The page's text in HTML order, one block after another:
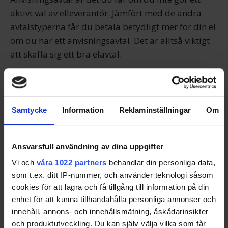
Samtycke Information Reklaminställningar Om
Ansvarsfull användning av dina uppgifter
Vi och våra 1022 partners behandlar din personliga data,
som t.ex. ditt IP-nummer, och använder teknologi såsom
cookies för att lagra och få tillgång till information på din
enhet för att kunna tillhandahålla personliga annonser och
innehåll, annons- och innehållsmätning, åskådarinsikter
och produktutveckling. Du kan själv välja vilka som får
aktivt val av elleverantör. Jämfört med de andra
avtalstyperna får du betala betydligt mer för din el
om du har ett anvisningsavtal. Det är alltså viktigt
att skaffa sig ett bra elavtal.
Du kan inte välja nätägare
Förutom det pris du betalar för elen du använder
måste du betala en så kallad nätavgift. Den ska
täcka de kostnader som nätägaren har för
underhåll av elnätet.
Sverige har 170 nätägare som har delat upp
landets ledningar mellan sig, så det går inte att
välja en annan och på så sätt få billigare nätavgift.